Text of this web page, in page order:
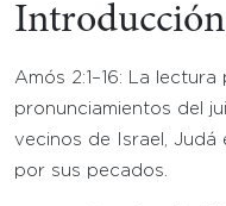
Introducción
Amós 2:1–16: La
pronunciamientos del
vecinos de Israel, Judá
por sus pecados.